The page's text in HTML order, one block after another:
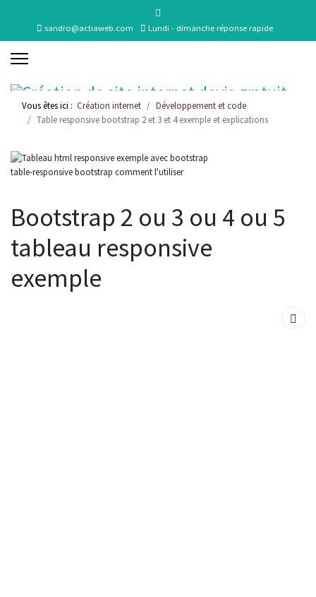
sandro@actiaweb.com Lundi - dimanche réponse rapide
Vous êtes ici : Création internet
Développement et code
Table responsive bootstrap 2 et 3 et 4 exemple et explications
table-responsive bootstrap comment l'utiliser
Bootstrap 2 ou 3 ou 4 ou 5
tableau responsive
exemple